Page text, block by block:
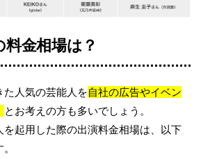
金相場は？
た人気の芸能人を自社の広告やイベン
とお考えの方も多いでしょう。
起用した際の出演料金相場は、以下